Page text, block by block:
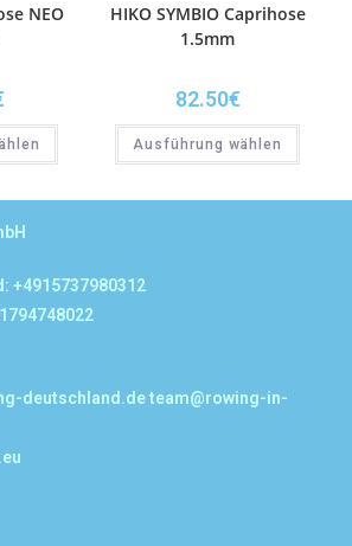
NEO
HIKO SYMBIO Caprihose
1.5mm
82.50€
Ausführung wählen
+4915737980312
deutschland.deteam@rowing-in-